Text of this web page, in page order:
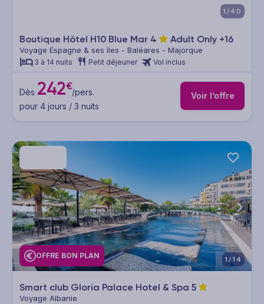
1/40
Boutique Hôtel H10 Blue Mar 4 Adult Only +16
Voyage Espagne & ses îles - Baléares - Majorque
3 à 14 nuits Petit déjeuner Vol inclus
Dès 242€/pers.
pour 4 jours / 3 nuits
Voir l’offre
OFFRE BON PLAN 1/14
Smart club Gloria Palace Hotel & Spa 5
Voyage Albanie